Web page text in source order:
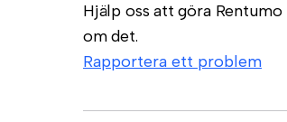
Hjälp oss att göra
om det.
Rapportera ett problem